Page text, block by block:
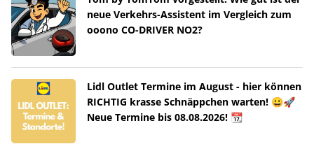
neue Verkehrs-Assistent im Vergleich zum
ooono CO-DRIVER NO2?
Lidl Outlet Termine im August - hier können
RICHTIG krasse Schnäppchen warten! 😀🚀
Neue Termine bis 08.08.2026! 📆